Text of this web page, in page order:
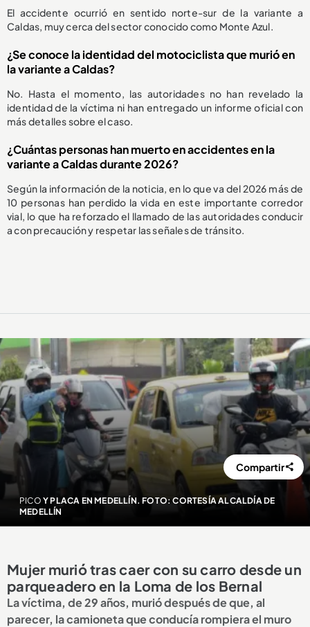
El accidente ocurrió en sentido norte-sur de la variante a
Caldas, muy cerca del sector conocido como Monte Azul.
¿Se conoce la identidad del motociclista que murió en
la variante a Caldas?
No. Hasta el momento, las autoridades no han revelado la
identidad de la víctima ni han entregado un informe oficial con
más detalles sobre el caso.
¿Cuántas personas han muerto en accidentes en la
variante a Caldas durante 2026?
Según la información de la noticia, en lo que va del 2026 más de
10 personas han perdido la vida en este importante corredor
vial, lo que ha reforzado el llamado de las autoridades conducir
a con precaución y respetar las señales de tránsito.
PICO Y PLACA EN MEDELLÍN. FOTO: CORTESÍA ALCALDÍA DE
MEDELLÍN
Compartir
Mujer murió tras caer con su carro desde un
parqueadero en la Loma de los Bernal
La víctima, de 29 años, murió después de que, al
parecer, la camioneta que conducía rompiera el muro